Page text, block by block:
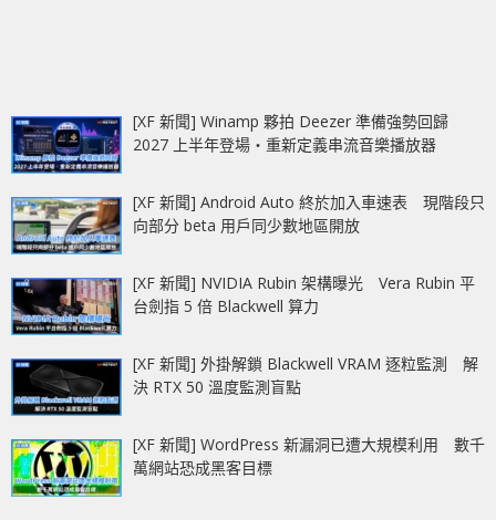
[XF 新聞] Winamp 夥拍 Deezer 準備強勢回歸
2027 上半年登場‧重新定義串流音樂播放器
[XF 新聞] Android Auto 終於加入車速表 現階段只
向部分 beta 用戶同少數地區開放
[XF 新聞] NVIDIA Rubin 架構曝光 Vera Rubin 平
台劍指 5 倍 Blackwell 算力
[XF 新聞] 外掛解鎖 Blackwell VRAM 逐粒監測 解
決 RTX 50 溫度監測盲點
[XF 新聞] WordPress 新漏洞已遭大規模利用 數千
萬網站恐成黑客目標